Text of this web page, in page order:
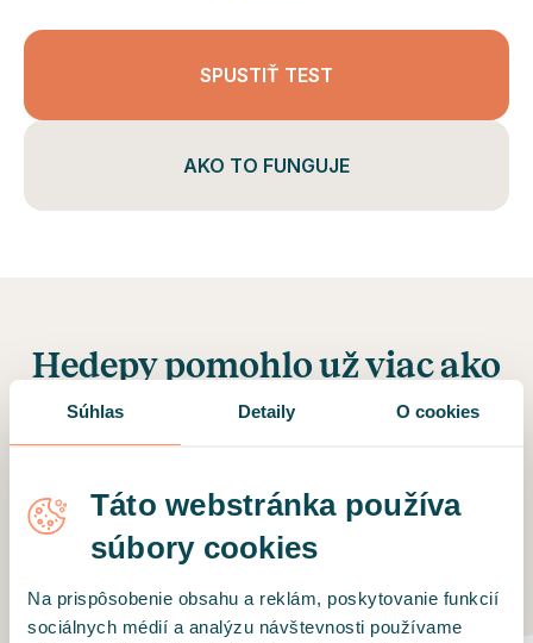
Súhlas Detaily O cookies
Táto webstránka používa
súbory cookies
Na prispôsobenie obsahu a reklám, poskytovanie funkcií
sociálnych médií a analýzu návštevnosti používame
SPUSTIŤ TEST
AKO TO FUNGUJE
Hedepy pomohlo už viac ako
50 000 klientom nájsť
dobrého a kvalifikovaného
odborníka na online či
osobné sedenia
A takéto správy nám od nich chodia: